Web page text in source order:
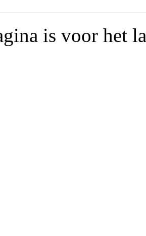
is voor het